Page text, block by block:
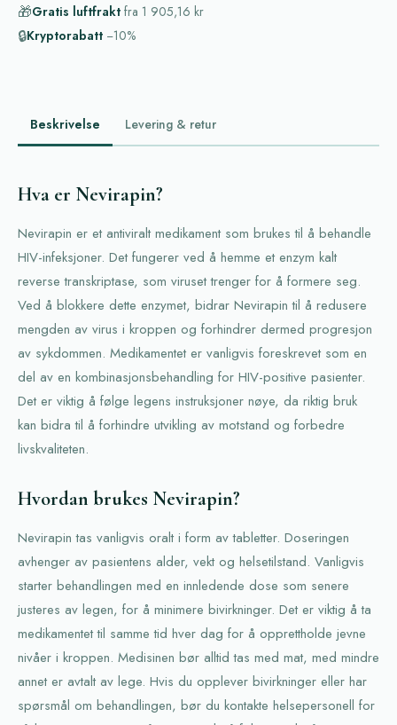
🎁Gratis luftfrakt fra 1 905,16 kr
🔒Kryptorabatt −10%
Beskrivelse Levering & retur
Hva er Nevirapin?
Nevirapin er et antiviralt medikament som brukes til å behandle
HIV-infeksjoner. Det fungerer ved å hemme et enzym kalt
reverse transkriptase, som viruset trenger for å formere seg.
Ved å blokkere dette enzymet, bidrar Nevirapin til å redusere
mengden av virus i kroppen og forhindrer dermed progresjon
av sykdommen. Medikamentet er vanligvis foreskrevet som en
del av en kombinasjonsbehandling for HIV-positive pasienter.
Det er viktig å følge legens instruksjoner nøye, da riktig bruk
kan bidra til å forhindre utvikling av motstand og forbedre
livskvaliteten.
Hvordan brukes Nevirapin?
Nevirapin tas vanligvis oralt i form av tabletter. Doseringen
avhenger av pasientens alder, vekt og helsetilstand. Vanligvis
starter behandlingen med en innledende dose som senere
justeres av legen, for å minimere bivirkninger. Det er viktig å ta
medikamentet til samme tid hver dag for å opprettholde jevne
nivåer i kroppen. Medisinen bør alltid tas med mat, med mindre
annet er avtalt av lege. Hvis du opplever bivirkninger eller har
spørsmål om behandlingen, bør du kontakte helsepersonell for